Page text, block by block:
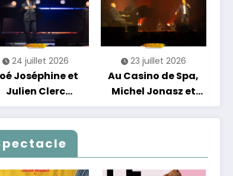
scène
24 juillet 2026
Joséphine et
Julien Clerc
en beauté
Les Nuits
au
23 juillet 2026
Au Casino de Spa,
Michel Jonasz et
Alain Chamfort
célèbrent le temps
nostalgie